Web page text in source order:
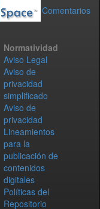
Comentarios
Normatividad
Aviso Legal
Aviso de
privacidad
simplificado
Aviso de
privacidad
Lineamientos
para la
publicación de
contenidos
digitales
Políticas del
Repositorio